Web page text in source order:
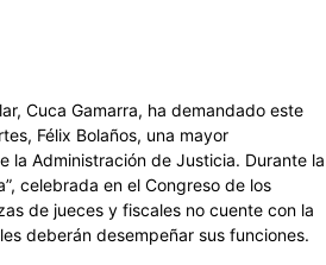
Cuca Gamarra, ha demandado este
Félix Bolaños, una mayor
la Administración de Justicia. Durante la
celebrada en el Congreso de los
de jueces y fiscales no cuente con la
deberán desempeñar sus funciones.